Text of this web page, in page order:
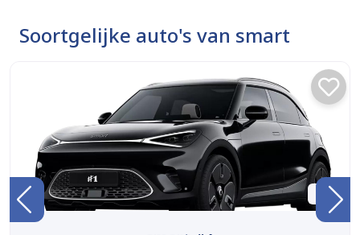
Soortgelijke auto's van smart
BTW